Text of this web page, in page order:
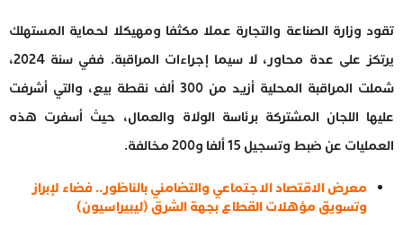
تقود وزارة الصناعة والتجارة عملا مكثفا ومهيكلا لحماية المستهلك
يرتكز على عدة محاور، لا سيما إجراءات المراقبة. ففي سنة 2024،
شملت المراقبة المحلية أزيد من 300 ألف نقطة بيع، والتي أشرفت
عليها اللجان المشتركة برئاسة الولاة والعمال، حيث أسفرت هذه
العمليات عن ضبط وتسجيل 15 ألفا و200 مخالفة.
معرض الاقتصاد الاجتماعي والتضامني بالناظور.. فضاء لإبراز
وتسويق مؤهلات القطاع بجهة الشرق (ليبيراسيون)